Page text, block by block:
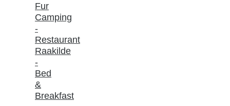
Fur
Camping
-
Restaurant
Raakilde
-
Bed
&
Breakfast